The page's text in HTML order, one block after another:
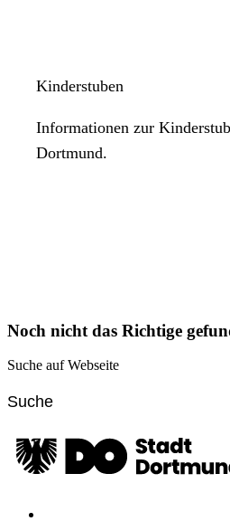
Kinderstuben
Informationen zur
Dortmund.
Noch nicht das Richtige
Suche auf Webseite